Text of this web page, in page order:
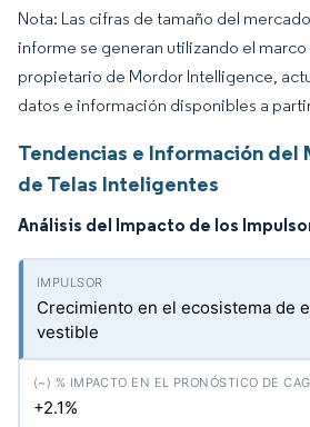
Nota: Las cifras de tamaño del
informe se generan utilizando el
propietario de Mordor Intelligence,
datos e información disponibles a
Tendencias e Información del
de Telas Inteligentes
Análisis del Impacto de los
Crecimiento en el ecosistema de
vestible
+2.1%